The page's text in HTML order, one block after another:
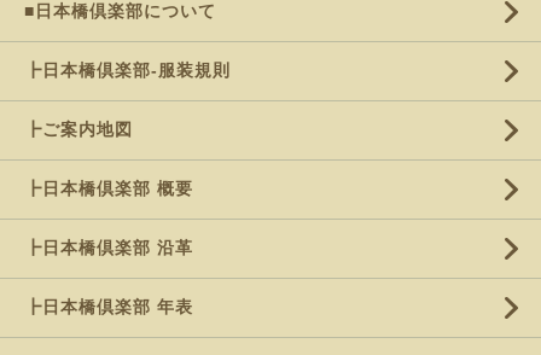
■日本橋倶楽部について
┣日本橋倶楽部-服装規則
┣ご案内地図
┣日本橋倶楽部 概要
┣日本橋倶楽部 沿革
┣日本橋倶楽部 年表